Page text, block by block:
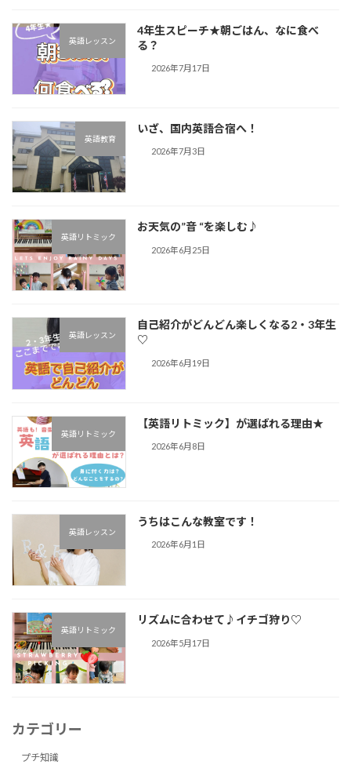
英語レッスン
4年生スピーチ★朝ごはん、なに食べ
る？
2026年7月17日
英語教育
いざ、国内英語合宿へ！
2026年7月3日
英語リトミック
お天気の”音 “を楽しむ♪︎
2026年6月25日
英語レッスン
自己紹介がどんどん楽しくなる2・3年生
♡
2026年6月19日
英語リトミック
【英語リトミック】が選ばれる理由★
2026年6月8日
英語レッスン
うちはこんな教室です！
2026年6月1日
英語リトミック
リズムに合わせて♪︎イチゴ狩り♡
2026年5月17日
カテゴリー
プチ知識